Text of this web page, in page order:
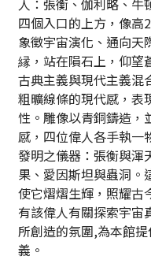
人：張衡、伽利略、牛
四個入口的上方，像高
象徵宇宙演化、通向天
縁，站在隕石上，仰望
古典主義與現代主義混
粗曠線條的現代感，表
性。雕像以青銅鑄造，
感，四位偉人各手執一
發明之儀器：張衡與渾
果、愛因斯坦與蟲洞。
使它熠熠生輝，照耀古
有該偉人有關探索宇宙
所創造的氛圍,為本館
義。